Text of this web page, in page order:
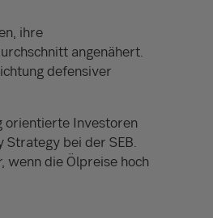
ihre
angenähert.
defensiver
orientierte Investoren
Strategy bei der SEB.
wenn die Ölpreise hoch